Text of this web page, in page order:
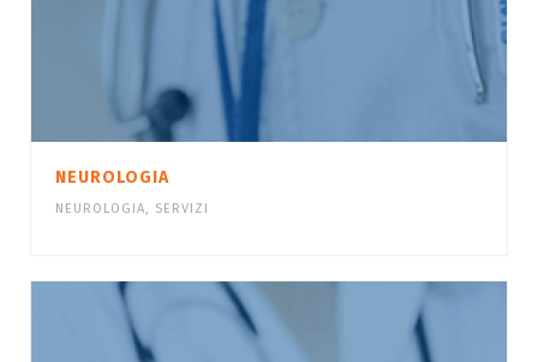
NEUROLOGIA
NEUROLOGIA, SERVIZI